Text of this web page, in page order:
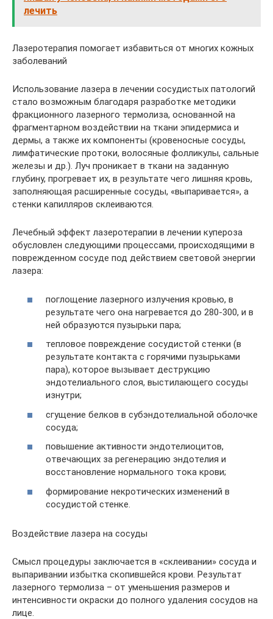
лечить
Лазеротерапия помогает избавиться от многих кожных
заболеваний
Использование лазера в лечении сосудистых патологий
стало возможным благодаря разработке методики
фракционного лазерного термолиза, основанной на
фрагментарном воздействии на ткани эпидермиса и
дермы, а также их компоненты (кровеносные сосуды,
лимфатические протоки, волосяные фолликулы, сальные
железы и др.). Луч проникает в ткани на заданную
глубину, прогревает их, в результате чего лишняя кровь,
заполняющая расширенные сосуды, «выпаривается», а
стенки капилляров склеиваются.
Лечебный эффект лазеротерапии в лечении купероза
обусловлен следующими процессами, происходящими в
поврежденном сосуде под действием световой энергии
лазера:
поглощение лазерного излучения кровью, в
результате чего она нагревается до 280-300, и в
ней образуются пузырьки пара;
тепловое повреждение сосудистой стенки (в
результате контакта с горячими пузырьками
пара), которое вызывает деструкцию
эндотелиального слоя, выстилающего сосуды
изнутри;
сгущение белков в субэндотелиальной оболочке
сосуда;
повышение активности эндотелиоцитов,
отвечающих за регенерацию эндотелия и
восстановление нормального тока крови;
формирование некротических изменений в
сосудистой стенке.
Воздействие лазера на сосуды
Смысл процедуры заключается в «склеивании» сосуда и
выпаривании избытка скопившейся крови. Результат
лазерного термолиза – от уменьшения размеров и
интенсивности окраски до полного удаления сосудов на
лице.